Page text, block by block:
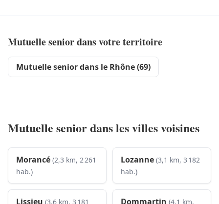
Mutuelle senior dans votre territoire
Mutuelle senior dans le Rhône (69)
Mutuelle senior dans les villes voisines
Morancé (2,3 km, 2 261
hab.)
Lozanne (3,1 km, 3 182
hab.)
Lissieu (3,6 km, 3 181 Dommartin (4,1 km,